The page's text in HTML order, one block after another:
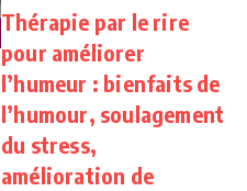
Thérapie par le rire
pour améliorer
l’humeur : bienfaits de
l’humour, soulagement
du stress,
amélioration de